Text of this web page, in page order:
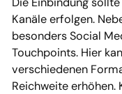
Kanäle erfolgen.
besonders Social
Touchpoints. Hier
verschiedenen
Reichweite erhöhen.